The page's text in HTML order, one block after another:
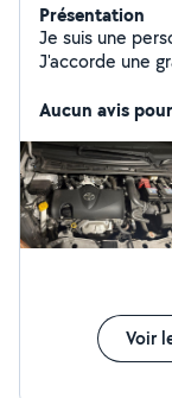
Présentation
Je suis une
J'accorde une
engagements. Je m'adapte facilement aux besoins des
priorités. Je reste calme et efficace même dans les
situations urgentes. J'aime offrir un service
et agréable. Chaque demande est traitée avec
attention et rigueur. Je suis motivé,
orienté solutions. Mon objectif est de
Aucun avis
Voir